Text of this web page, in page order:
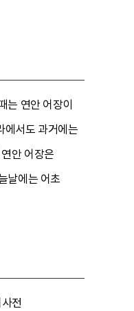
는 연안 어장이
에서도 과거에는
안 어장은
날에는 어초
전